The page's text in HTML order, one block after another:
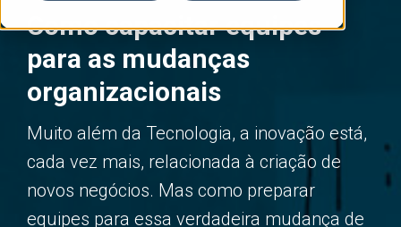
Como capacitar equipes
para as mudanças
organizacionais
Muito além da Tecnologia, a inovação está,
cada vez mais, relacionada à criação de
novos negócios. Mas como preparar
equipes para essa verdadeira mudança de